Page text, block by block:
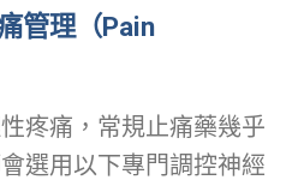
管理（Pain
疼痛，常規止痛藥幾乎
選用以下專門調控神經